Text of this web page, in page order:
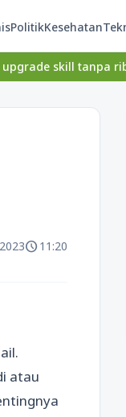
PolitikKesehatan
tanpa ribet?
schedule11:20
atau